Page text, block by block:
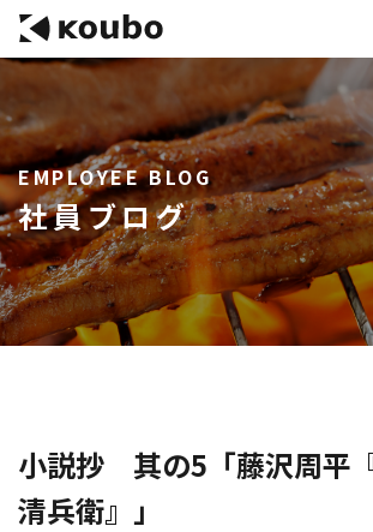
サービス
会社案内
実績紹介
採用情報
資料ダウンロード
コンテストを主催される方へ
公募運営SaaS 「Kouboプランナー」
EMPLOYEE BLOG
社員ブログ
小説抄 其の5「藤沢周平
清兵衛』」